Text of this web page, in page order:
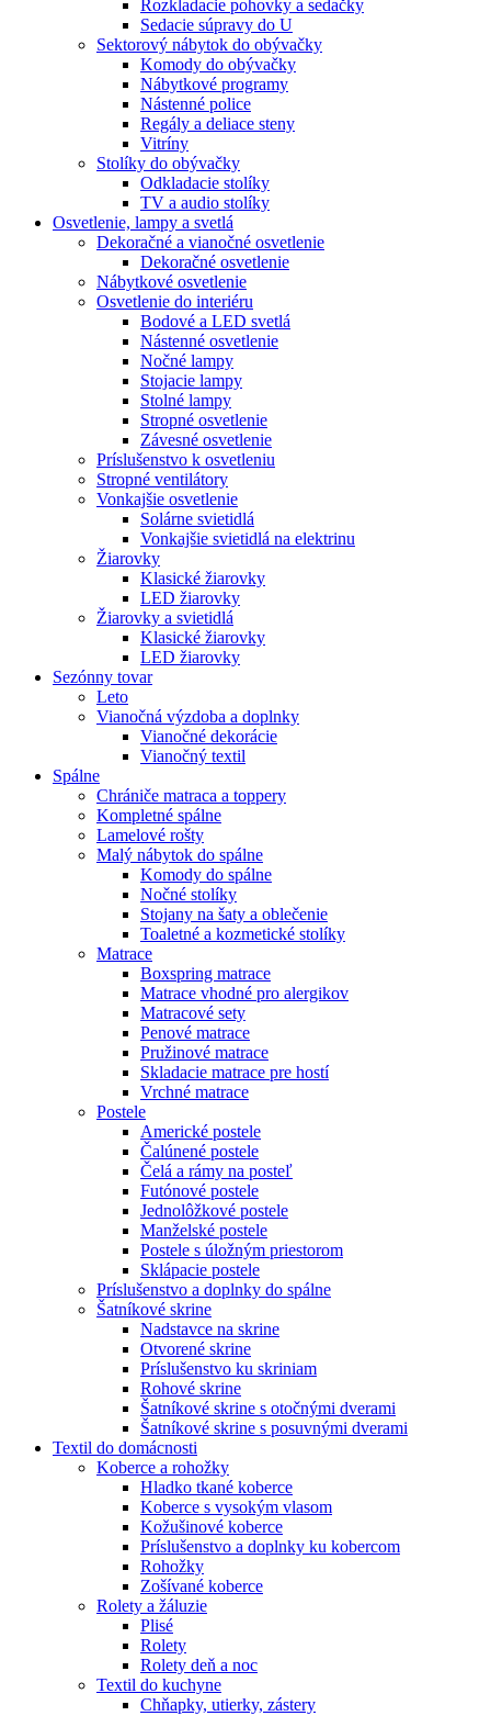
Rozkladacie pohovky a sedačky
Sedacie súpravy do U
Sektorový nábytok do obývačky
Komody do obývačky
Nábytkové programy
Nástenné police
Regály a deliace steny
Vitríny
Stolíky do obývačky
Odkladacie stolíky
TV a audio stolíky
Osvetlenie, lampy a svetlá
Dekoračné a vianočné osvetlenie
Dekoračné osvetlenie
Nábytkové osvetlenie
Osvetlenie do interiéru
Bodové a LED svetlá
Nástenné osvetlenie
Nočné lampy
Stojacie lampy
Stolné lampy
Stropné osvetlenie
Závesné osvetlenie
Príslušenstvo k osvetleniu
Stropné ventilátory
Vonkajšie osvetlenie
Solárne svietidlá
Vonkajšie svietidlá na elektrinu
Žiarovky
Klasické žiarovky
LED žiarovky
Žiarovky a svietidlá
Klasické žiarovky
LED žiarovky
Sezónny tovar
Leto
Vianočná výzdoba a doplnky
Vianočné dekorácie
Vianočný textil
Spálne
Chrániče matraca a toppery
Kompletné spálne
Lamelové rošty
Malý nábytok do spálne
Komody do spálne
Nočné stolíky
Stojany na šaty a oblečenie
Toaletné a kozmetické stolíky
Matrace
Boxspring matrace
Matrace vhodné pro alergikov
Matracové sety
Penové matrace
Pružinové matrace
Skladacie matrace pre hostí
Vrchné matrace
Postele
Americké postele
Čalúnené postele
Čelá a rámy na posteľ
Futónové postele
Jednolôžkové postele
Manželské postele
Postele s úložným priestorom
Sklápacie postele
Príslušenstvo a doplnky do spálne
Šatníkové skrine
Nadstavce na skrine
Otvorené skrine
Príslušenstvo ku skriniam
Rohové skrine
Šatníkové skrine s otočnými dverami
Šatníkové skrine s posuvnými dverami
Textil do domácnosti
Koberce a rohožky
Hladko tkané koberce
Koberce s vysokým vlasom
Kožušinové koberce
Príslušenstvo a doplnky ku kobercom
Rohožky
Zošívané koberce
Rolety a žáluzie
Plisé
Rolety
Rolety deň a noc
Textil do kuchyne
Chňapky, utierky, zástery